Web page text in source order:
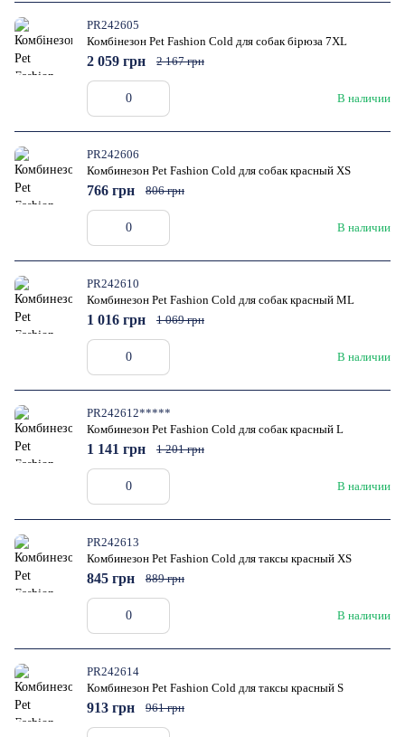
PR242605
Комбінезон Pet Fashion Cold для собак бірюза 7XL
В наличии
2 059 грн 2 167 грн
PR242606
Комбинезон Pet Fashion Cold для собак красный XS
В наличии
766 грн 806 грн
PR242610
Комбинезон Pet Fashion Cold для собак красный ML
В наличии
1 016 грн 1 069 грн
PR242612*****
Комбинезон Pet Fashion Cold для собак красный L
В наличии
1 141 грн 1 201 грн
PR242613
Комбинезон Pet Fashion Cold для таксы красный XS
В наличии
845 грн 889 грн
PR242614
Комбинезон Pet Fashion Cold для таксы красный S
913 грн 961 грн